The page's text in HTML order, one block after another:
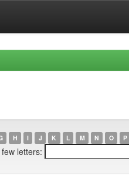
H I J K L M N O P
letters: